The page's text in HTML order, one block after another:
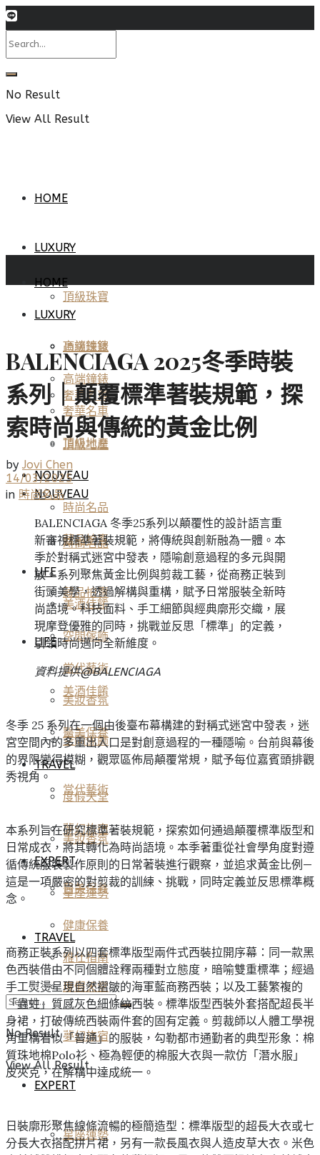
No Result
View All Result
HOME
LUXURY
頂級珠寶
高端鐘錶
奢華名車
頂級地產
NOUVEAU
時尚名品
藏品拍賣
LIFE
美酒佳餚
空間傢飾
當代藝術
美妝香氛
醫美保養
TRAVEL
度假天堂
夢幻旅宿
EXPERT
星座運勢
HOME
LUXURY
頂級珠寶
高端鐘錶
奢華名車
頂級地產
NOUVEAU
時尚名品
藏品拍賣
LIFE
美酒佳餚
空間傢飾
當代藝術
美妝香氛
醫美保養
TRAVEL
度假天堂
夢幻旅宿
EXPERT
星座運勢
健康保養
雅仕指南
No Result
View All Result
BALENCIAGA 2025冬季時裝
系列｜顛覆標準著裝規範，探
索時尚與傳統的黃金比例
by Jovi Chen
14/03/2025
in 時尚名品
BALENCIAGA 冬季25系列以顛覆性的設計語言重
新審視標準著裝規範，將傳統與創新融為一體。本
季於對稱式迷宮中發表，隱喻創意過程的多元與開
放。系列聚焦黃金比例與剪裁工藝，從商務正裝到
街頭美學，透過解構與重構，賦予日常服裝全新時
尚語境。科技面料、手工細節與經典廓形交織，展
現摩登優雅的同時，挑戰並反思「標準」的定義，
引領時尚邁向全新維度。
資料提供@BALENCIAGA
冬季 25 系列在一個由後臺布幕構建的對稱式迷宮中發表，迷
宮空間內的多重出入口是對創意過程的一種隱喻。台前與幕後
的界限變得模糊，觀眾區佈局顛覆常規，賦予每位嘉賓頭排觀
秀視角。
本系列旨在研究標準著裝規範，探索如何通過顛覆標準版型和
日常成衣，將其轉化為時尚語境。本季著重從社會學角度對遵
循傳統服裝製作原則的日常著裝進行觀察，並追求黃金比例—
這是一項嚴密的對剪裁的訓練、挑戰，同時定義並反思標準概
念。
商務正裝系列以四套標準版型兩件式西裝拉開序幕：同一款黑
色西裝借由不同個體詮釋兩種對立態度，暗喻雙重標準；經過
手工熨燙呈現自然褶皺的海軍藍商務西裝；以及工藝繁複的
「蟲蛀」質感灰色細條紋西裝。標準版型西裝外套搭配超長半
身裙，打破傳統西裝兩件套的固有定義。剪裁師以人體工學視
角重構看似「普通」的服裝，勾勒都市通勤者的典型形象：棉
質珠地棉Polo衫、極為輕便的棉服大衣與一款仿「潛水服」
皮夾克，在解構中達成統一。
日裝廓形聚焦線條流暢的極簡造型：標準版型的超長大衣或七
分長大衣搭配拼片裙，另有一款長風衣與人造皮草大衣。米色